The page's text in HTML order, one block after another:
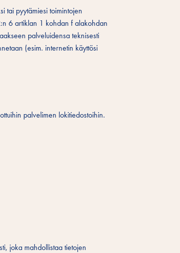
tai pyytämiesi toimintojen
6 artiklan 1 kohdan f alakohdan
palveluidensa teknisesti
(esim. internetin käyttösi
palvelimen lokitiedostoihin.
joka mahdollistaa tietojen